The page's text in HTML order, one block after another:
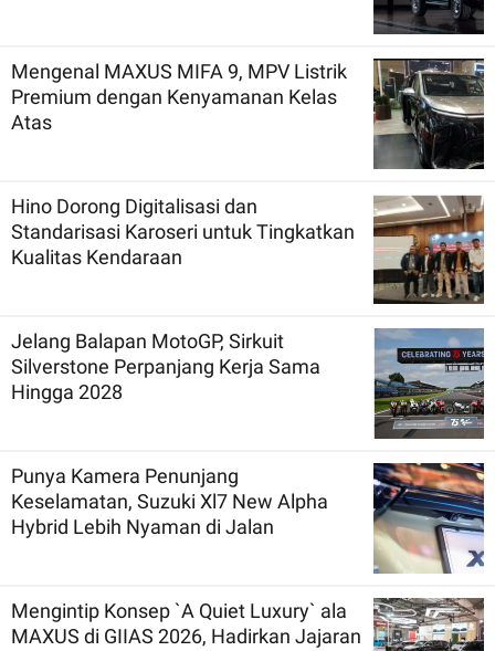
Mengenal MAXUS MIFA 9, MPV Listrik
Premium dengan Kenyamanan Kelas
Atas
Hino Dorong Digitalisasi dan
Standarisasi Karoseri untuk Tingkatkan
Kualitas Kendaraan
Jelang Balapan MotoGP, Sirkuit
Silverstone Perpanjang Kerja Sama
Hingga 2028
Punya Kamera Penunjang
Keselamatan, Suzuki Xl7 New Alpha
Hybrid Lebih Nyaman di Jalan
Mengintip Konsep `A Quiet Luxury` ala
MAXUS di GIIAS 2026, Hadirkan Jajaran